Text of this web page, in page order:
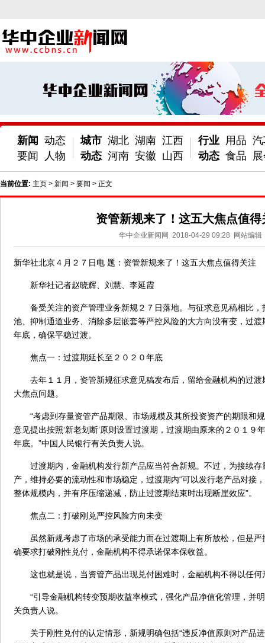
新闻
要闻
动态
人物
城市
动态
湖北 湖南 江西
河南 安徽 山西
行业
动态
用品
食品
当前位置: 主页 > 新闻 > 要闻 > 正文
资管新规来了！这五大焦点值得
华中企业新闻网 2018-04-29 09:28 网站编辑
新华社北京４月２７日电 题：资管新规来了！这五大焦点值得关注
新华社记者赵晓辉、刘慧、李延霞
备受关注的资产管理业务新规２７日落地。与征求意见稿相比，
池、抑制通道业务、消除多层嵌套等严控风险的大方向没有变，过
年底，确保平稳过渡。
焦点一：过渡期延长至２０２０年底
去年１１月，资管新规征求意见稿发布后，留给金融机构的过渡
大焦点问题。
“考虑到存量资管产品期限、市场规模及其所投资资产的期限和
意见提出按照‘新老划断’原则设置过渡期，过渡期由原来的２０１９
年底。”中国人民银行有关负责人说。
过渡期内，金融机构发行新产品应当符合新规。不过，为接续存
产，维持必要的流动性和市场稳定，过渡期内“可以发行老产品对接
整体规模内，并有序压缩递减，防止过渡期结束时出现断崖效应”。
焦点二：打破刚兑严控风险方向未变
虽然新规考虑了市场的承受能力而在过渡期上有所放松，但是严
确要求打破刚性兑付，金融机构不得承诺保本保收益。
这也就是说，当资管产品出现兑付困难时，金融机构不得以任何
“引导金融机构转变预期收益率模式，强化产品净值化管理，并明
关负责人说。
关于刚性兑付的认定情形，新规明确包括“违反净值原则对产品进